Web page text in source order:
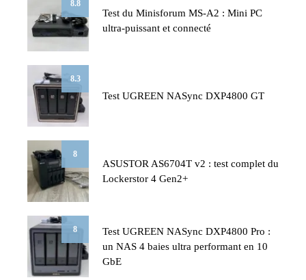
8.8
Test du Minisforum MS-A2 : Mini PC
ultra-puissant et connecté
8.3
Test UGREEN NASync DXP4800 GT
8
ASUSTOR AS6704T v2 : test complet du
Lockerstor 4 Gen2+
8
Test UGREEN NASync DXP4800 Pro :
un NAS 4 baies ultra performant en 10
GbE